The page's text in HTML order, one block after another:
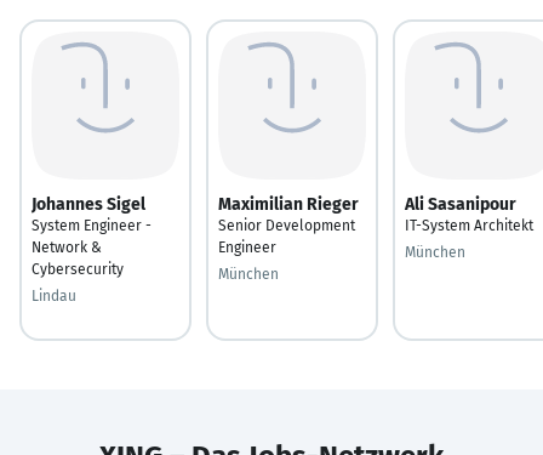
Johannes Sigel
System Engineer -
Network &
Cybersecurity
Lindau
Maximilian Rieger
Senior Development
Engineer
München
Ali Sasanipour
IT-System Architekt
München